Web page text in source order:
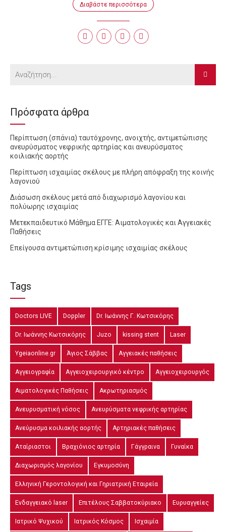
Διαβάστε περισσότερα
Πρόσφατα άρθρα
Περίπτωση (σπάνια) ταυτόχρονης, ανοιχτής, αντιμετώπισης
ανευρύσματος νεφρικής αρτηρίας και ανευρύσματος
κοιλιακής αορτής
Περίπτωση ισχαιμίας σκέλους με πλήρη απόφραξη της κοινής
λαγονιού
Διάσωση σκέλους μετά από διαχωρισμό λαγονίου και
πολύωρης ισχαιμίας
Μετεκπαιδευτικό Μάθημα ΕΓΓΕ: Αιματολογικές και Αγγειακές
Παθήσεις
Επείγουσα αντιμετώπιση κρίσιμης ισχαιμίας σκέλους
Tags
Doctors LIVE Doppler Dr. Ιωάννης Γ. Κωτσικόρης
Dr. Ιωάννης Κωτσικόρης Juzo kissing stent Laser
Ygeiaonline.gr Άγιος Σάββας Αγγειακές παθήσεις
Αγγειογραφία Αγγειοχειρουργικό κέντρο Αγγειοχειρουργός
Αιματολογικές Παθήσεις Ακρωτηριασμός
Ανευρυσματική νόσος Ανευρύσματα νεφρικής αρτηρίας
Ανεύρυσμα κοιλιακής αορτής Αρτηριακές παθήσεις
Αταίριαστοι Βραχιόνιος αρτηρία Γάγγραινα Γυναίκα
Διαχωρισμός λαγονίου Εγκυμοσύνη
Ελληνική Γεροντολογική και Γηριατρική Εταιρεία
Ενδαγγειακό laser Επιτέλους Σαββατοκύριακο Ευρυαγγείες
Ιατρικό Ψυχικού Ιατρικός Κόσμος Ισχαιμία